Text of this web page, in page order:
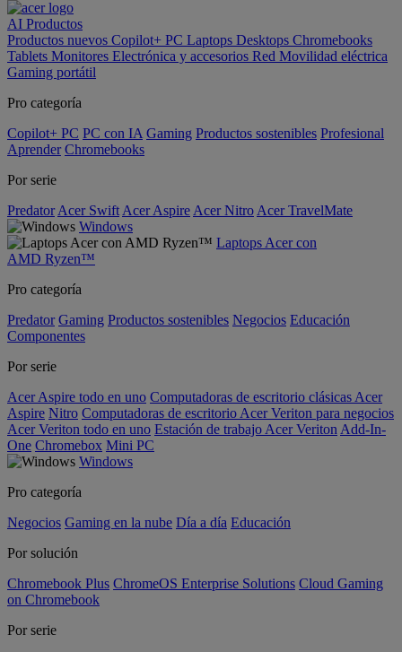
AI Productos
Productos nuevos Copilot+ PC Laptops Desktops Chromebooks
Tablets Monitores Electrónica y accesorios Red Movilidad eléctrica
Gaming portátil
Pro categoría
Copilot+ PC PC con IA Gaming Productos sostenibles Profesional
Aprender Chromebooks
Por serie
Predator Acer Swift Acer Aspire Acer Nitro Acer TravelMate
Windows
Laptops Acer con
AMD Ryzen™
Pro categoría
Predator Gaming Productos sostenibles Negocios Educación
Componentes
Por serie
Acer Aspire todo en uno Computadoras de escritorio clásicas Acer
Aspire Nitro Computadoras de escritorio Acer Veriton para negocios
Acer Veriton todo en uno Estación de trabajo Acer Veriton Add-In-
One Chromebox Mini PC
Windows
Pro categoría
Negocios Gaming en la nube Día a día Educación
Por solución
Chromebook Plus ChromeOS Enterprise Solutions Cloud Gaming
on Chromebook
Por serie